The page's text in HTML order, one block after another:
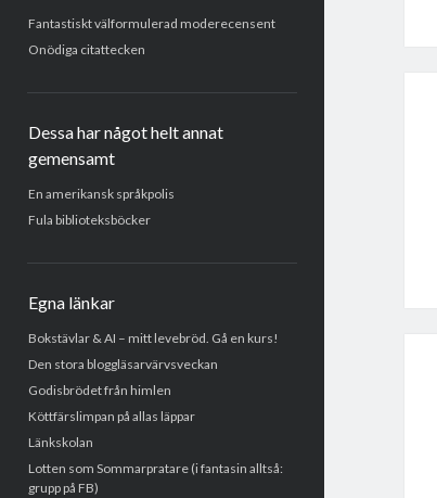
Fantastiskt välformulerad moderecensent
Onödiga citattecken
Dessa har något helt annat
gemensamt
En amerikansk språkpolis
Fula biblioteksböcker
Egna länkar
Bokstävlar & AI – mitt levebröd. Gå en kurs!
Den stora bloggläsarvärvsveckan
Godisbrödet från himlen
Köttfärslimpan på allas läppar
Länkskolan
Lotten som Sommarpratare (i fantasin alltså:
grupp på FB)